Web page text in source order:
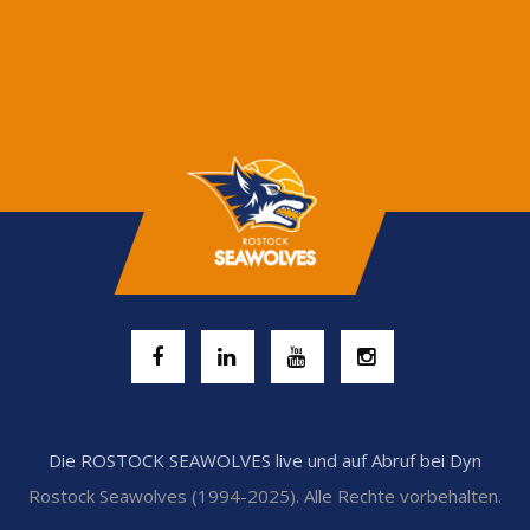
Die ROSTOCK SEAWOLVES live und auf Abruf bei Dyn
Rostock Seawolves (1994-2025). Alle Rechte vorbehalten.